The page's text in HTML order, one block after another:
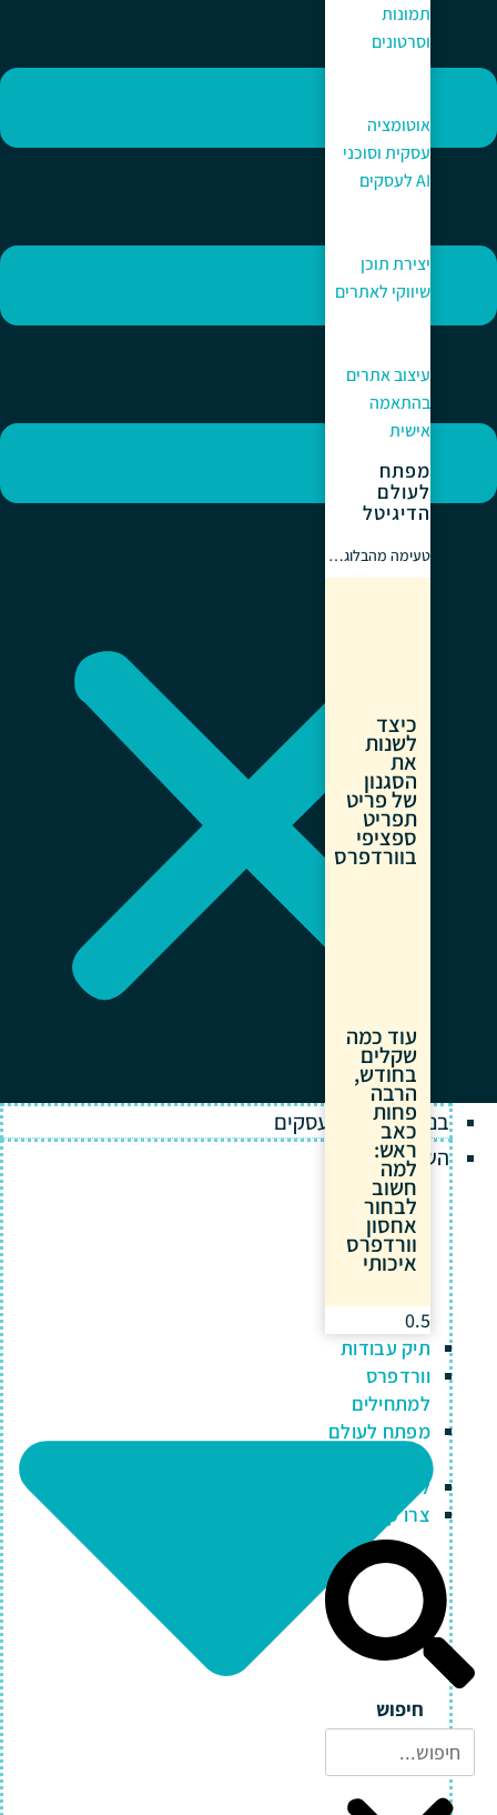
תמונות
וסרטונים
אוטומציה
עסקית וסוכני
AI לעסקים
יצירת תוכן
שיווקי לאתרים
עיצוב אתרים
בהתאמה
אישית
מפתח
לעולם
הדיגיטל
טעימה מהבלוג…
כיצד
לשנות
את
הסגנון
של פריט
תפריט
ספציפי
בוורדפרס
עוד כמה
שקלים
בחודש,
הרבה
פחות
כאב
ראש:
למה
חשוב
לבחור
אחסון
וורדפרס
איכותי
תיק עבודות
וורדפרס
למתחילים
מפתח לעולם
הדיגיטל
למה כאן?
צרו קשר
חיפוש
בניית אתרים לעסקים
השירותים שלנו